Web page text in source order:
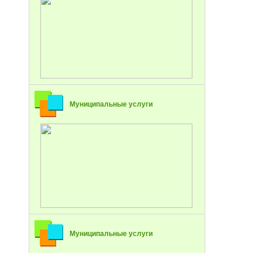
Муниципальные услуги
Муниципальные услуги